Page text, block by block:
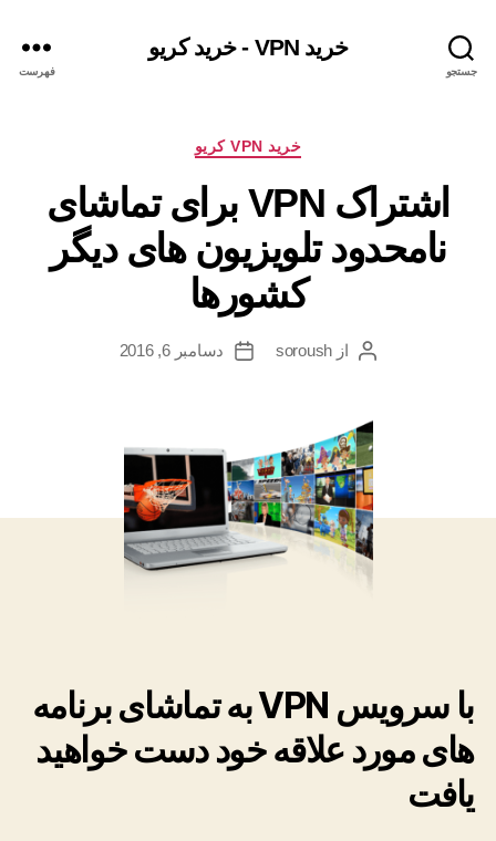
جستجو
خرید VPN - خرید کریو
فهرست
دسته‌ها خرید VPN کریو
اشتراک VPN برای تماشای
نامحدود تلویزیون های دیگر
کشورها
نویسندهٔ
از soroush
تاریخدسامبر 6, 2016
با سرویس VPN به تماشای برنامه
های مورد علاقه خود دست خواهید
یافت